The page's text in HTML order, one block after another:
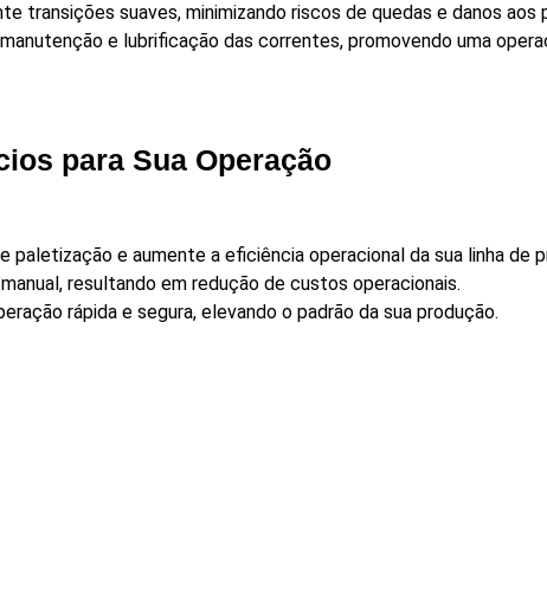
transições suaves, minimizando riscos de quedas e danos aos
e lubrificação das correntes, promovendo uma
para Sua Operação
paletização e aumente a eficiência operacional da sua linha de
resultando em redução de custos operacionais.
rápida e segura, elevando o padrão da sua produção.